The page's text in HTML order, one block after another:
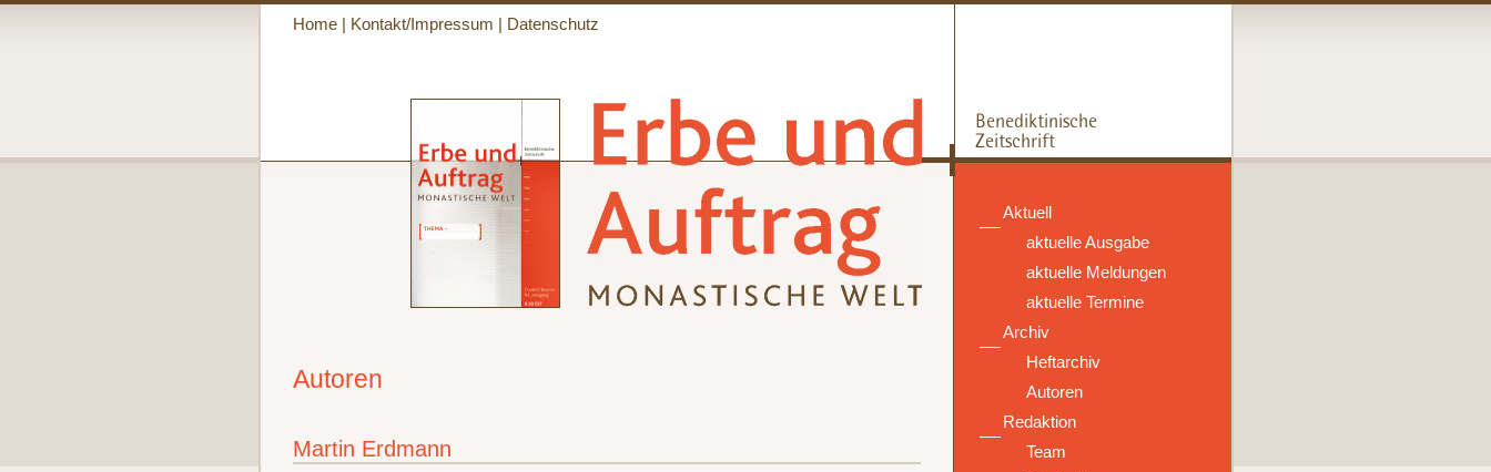
Home| Kontakt/Impressum Datenschutz
Aktuell
aktuelle Ausgabe
aktuelle Meldungen
aktuelle Termine
Archiv
Heftarchiv
Autoren
Redaktion
Team
Autoren
Martin Erdmann